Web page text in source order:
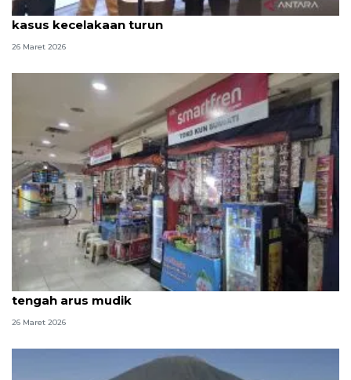
Arus mudik Lebaran lancar, Menko PMK sebut
kasus kecelakaan turun
26 Maret 2026
Pedagang di Terminal Pulo Gebang raup untung di
tengah arus mudik
26 Maret 2026